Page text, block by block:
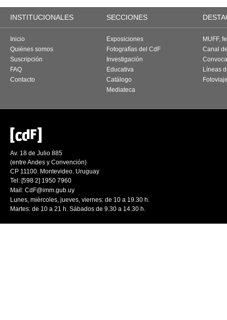
INSTITUCIONALES SECCIONES
Inicio
Quiénes somos
Suscripción
FAQ
Contacto
Exposiciones
Fotografías del CdF
Investigación
Educativa
Catálogo
Mediateca
MUFF,
Canal
Líneas
Av. 18 de Julio 885
(entre Andes y Convención)
CP 11100. Montevideo. Uruguay
Tel: [598 2] 1950 7960
Mail: CdF@imm.gub.uy
Lunes, miércoles, jueves, viernes: de 10 a 19.30 h.
Martes: de 10 a 21 h. Sábados de 9.30 a 14.30 h.